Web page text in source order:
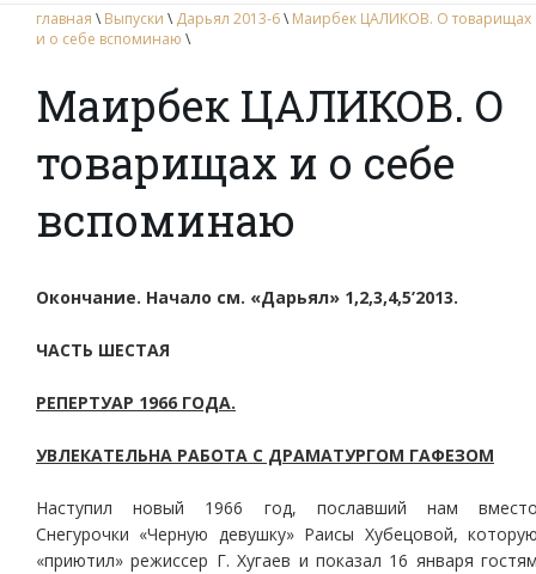
главная \ Выпуски \ Дарьял 2013-6\ Маирбек ЦАЛИКОВ. О товарищах
и о себе вспоминаю \
Маирбек ЦАЛИКОВ. О
товарищах и о себе
вспоминаю
Окончание. Начало см. «Дарьял» 1,2,3,4,5’2013.
ЧАСТЬ ШЕСТАЯ
РЕПЕРТУАР 1966 ГОДА.
УВЛЕКАТЕЛЬНА РАБОТА С ДРАМАТУРГОМ ГАФЕЗОМ
Наступил новый 1966 год, пославший нам
Снегурочки «Черную девушку» Раисы Хубецовой,
«приютил» режиссер Г. Хугаев и показал 16 января